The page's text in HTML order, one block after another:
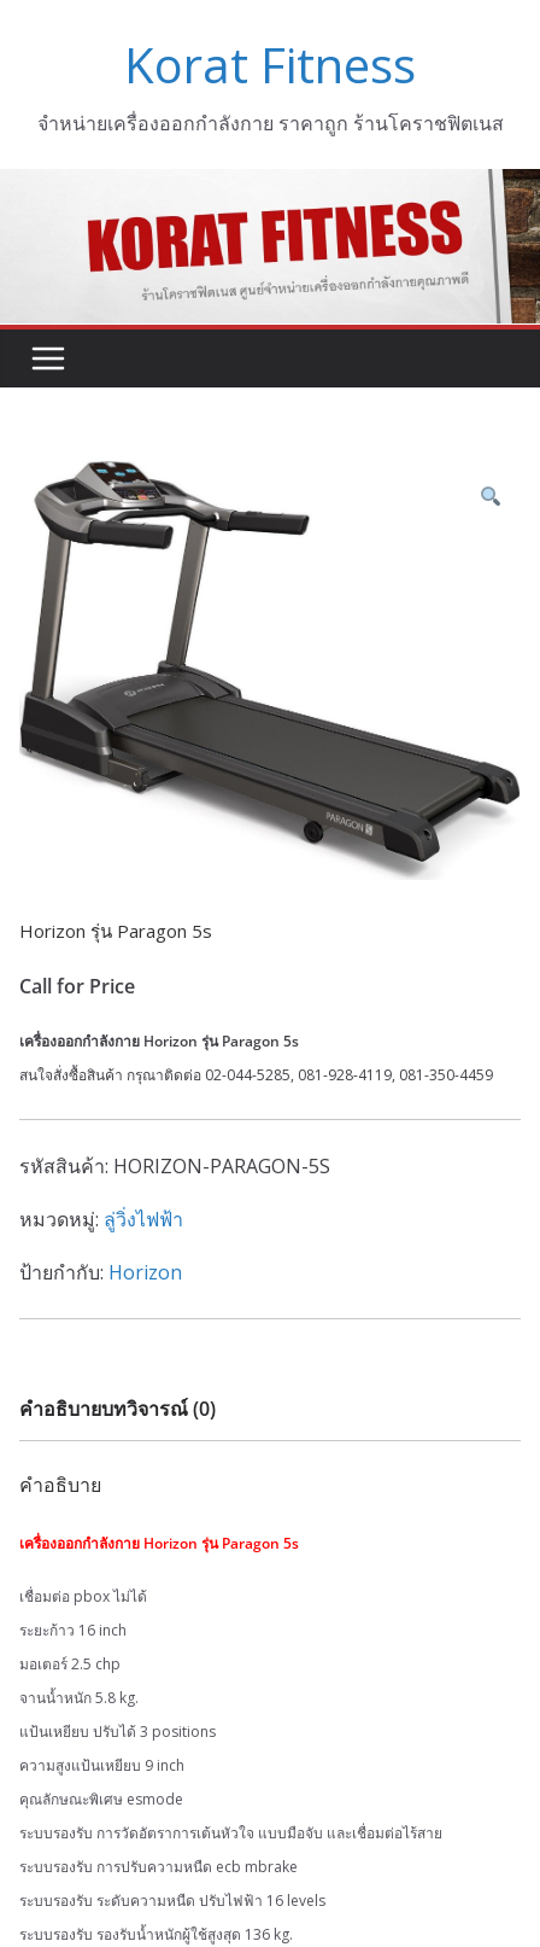
Korat Fitness
จำหน่ายเครื่องออกกำลังกาย ราคาถูก ร้านโคราชฟิตเนส
Horizon รุ่น Paragon 5s
Call for Price
เครื่องออกกำลังกาย Horizon รุ่น Paragon 5s
สนใจสั่งซื้อสินค้า กรุณาติดต่อ 02-044-5285, 081-928-4119, 081-350-4459
รหัสสินค้า: HORIZON-PARAGON-5S
หมวดหมู่: ลู่วิ่งไฟฟ้า
ป้ายกำกับ: Horizon
คำอธิบายบทวิจารณ์ (0)
คำอธิบาย
เครื่องออกกำลังกาย Horizon รุ่น Paragon 5s
เชื่อมต่อ pbox ไม่ได้
ระยะก้าว 16 inch
มอเตอร์ 2.5 chp
จานน้ำหนัก 5.8 kg.
แป้นเหยียบ ปรับได้ 3 positions
ความสูงแป้นเหยียบ 9 inch
คุณลักษณะพิเศษ esmode
ระบบรองรับ การวัดอัตราการเต้นหัวใจ แบบมือจับ และเชื่อมต่อไร้สาย
ระบบรองรับ การปรับความหนืด ecb mbrake
ระบบรองรับ ระดับความหนืด ปรับไฟฟ้า 16 levels
ระบบรองรับ รองรับน้ำหนักผู้ใช้สูงสุด 136 kg.